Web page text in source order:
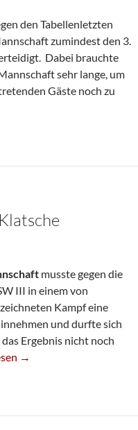
den Tabellenletzten
zumindest den 3.
Dabei brauchte
sehr lange, um
Gäste noch zu
musste gegen die
III in einem von
Kampf eine
und durfte sich
Ergebnis nicht noch
Herbe Klatsche
→